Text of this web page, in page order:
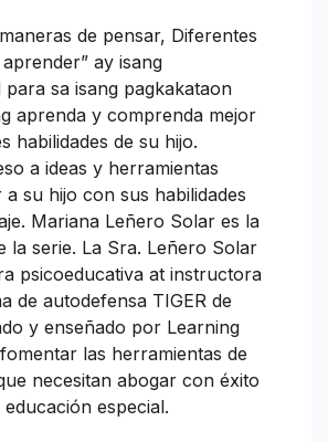
de pensar, Diferentes
ay isang
sa isang pagkakataon
aprenda y comprenda mejor
habilidades de su hijo.
a ideas y herramientas
su hijo con sus habilidades
Mariana Leñero Solar es la
la serie. La Sra. Leñero Solar
psicoeducativa at instructora
de autodefensa TIGER de
y enseñado por Learning
las herramientas de
necesitan abogar con éxito
especial.